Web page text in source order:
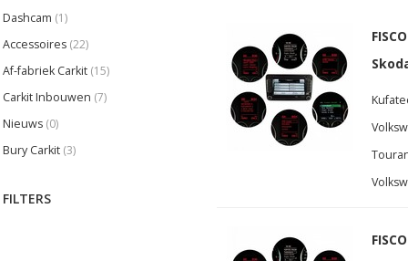
Dashcam (1)
Accessoires (22)
Af-fabriek Carkit (15)
Carkit Inbouwen (7)
Nieuws (0)
Bury Carkit (3)
FILTERS